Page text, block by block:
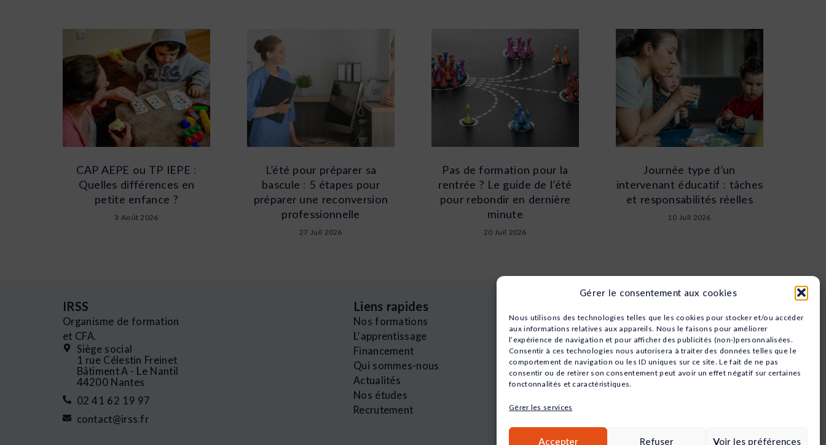
Gérer le consentement aux cookies
Nous utilisons des technologies telles que les cookies pour stocker et/ou accéder
aux informations relatives aux appareils. Nous le faisons pour améliorer
l’expérience de navigation et pour afficher des publicités (non-)personnalisées.
Consentir à ces technologies nous autorisera à traiter des données telles que le
comportement de navigation ou les ID uniques sur ce site. Le fait de ne pas
consentir ou de retirer son consentement peut avoir un effet négatif sur certaines
fonctonnalités et caractéristiques.
Gérer les services
Accepter Refuser Voir les préférences
CAP AEPE ou TP IEPE :
Quelles différences en
petite enfance ?
3 Août 2026
L’été pour préparer sa
bascule : 5 étapes pour
préparer une reconversion
professionnelle
27 Juil 2026
Pas de formation pour la
rentrée ? Le guide de l’été
pour rebondir en dernière
minute
20 Juil 2026
Journée type d’un
intervenant éducatif : tâches
et responsabilités réelles
10 Juil 2026
IRSS
Organisme de formation
et CFA.
Siège social
1 rue Célestin Freinet
Bâtiment A - Le Nantil
44200 Nantes
02 41 62 19 97
contact@irss.fr
Liens rapides
Nos formations
L’apprentissage
Financement
Qui sommes-nous
Actualités
Nos études
Recrutement
Animation
Sport
Santé
Social
Petite Enfance